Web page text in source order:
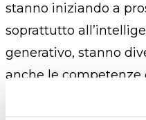
stanno iniziando a
soprattutto
generativo, stanno
anche le